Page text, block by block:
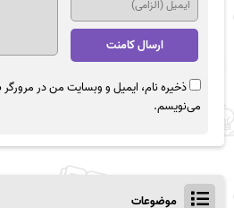
ذخیره نام، ایمیل و وبسایت من در مرورگر
می‌نویسم.
موضوعات